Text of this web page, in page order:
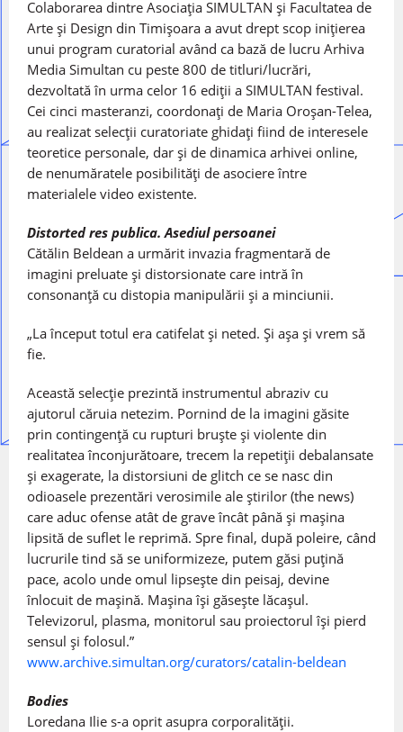
Colaborarea dintre Asociația SIMULTAN și Facultatea de
Arte și Design din Timișoara a avut drept scop inițierea
unui program curatorial având ca bază de lucru Arhiva
Media Simultan cu peste 800 de titluri/lucrări,
dezvoltată în urma celor 16 ediții a SIMULTAN festival.
Cei cinci masteranzi, coordonați de Maria Oroșan-Telea,
au realizat selecții curatoriate ghidați fiind de interesele
teoretice personale, dar și de dinamica arhivei online,
de nenumăratele posibilități de asociere între
materialele video existente.
Distorted res publica. Asediul persoanei
Cătălin Beldean a urmărit invazia fragmentară de
imagini preluate și distorsionate care intră în
consonanță cu distopia manipulării și a minciunii.
„La început totul era catifelat și neted. Și așa și vrem să
fie.
Această selecție prezintă instrumentul abraziv cu
ajutorul căruia netezim. Pornind de la imagini găsite
prin contingență cu rupturi bruște și violente din
realitatea înconjurătoare, trecem la repetiții debalansate
și exagerate, la distorsiuni de glitch ce se nasc din
odioasele prezentări verosimile ale știrilor (the news)
care aduc ofense atât de grave încât până și mașina
lipsită de suflet le reprimă. Spre final, după poleire, când
lucrurile tind să se uniformizeze, putem găsi puțină
pace, acolo unde omul lipsește din peisaj, devine
înlocuit de mașină. Mașina își găsește lăcașul.
Televizorul, plasma, monitorul sau proiectorul își pierd
sensul și folosul.”
www.archive.simultan.org/curators/catalin-beldean
Bodies
Loredana Ilie s-a oprit asupra corporalității.